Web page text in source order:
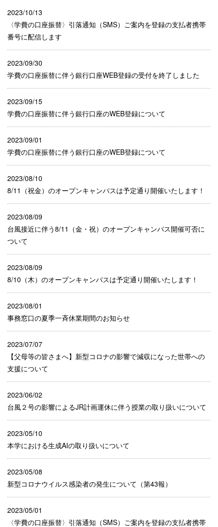
2023/10/13
〈学費の口座振替〉引落通知（SMS）ご案内を登録の支払者携帯
番号に配信します
2023/09/30
学費の口座振替に伴う銀行口座WEB登録の受付を終了しました
2023/09/15
学費の口座振替に伴う銀行口座のWEB登録について
2023/09/01
学費の口座振替に伴う銀行口座のWEB登録について
2023/08/10
8/11（祝金）のオープンキャンパスは予定通り開催いたします！
2023/08/09
台風接近に伴う8/11（金・祝）のオープンキャンパス開催可否に
ついて
2023/08/09
8/10（木）のオープンキャンパスは予定通り開催いたします！
2023/08/01
事務窓口の夏季一斉休業期間のお知らせ
2023/07/07
【父母等の皆さまへ】新型コロナの影響で減収になった世帯への
支援について
2023/06/02
台風２号の影響によるJR計画運休に伴う授業の取り扱いについて
2023/05/10
本学における生成AIの取り扱いについて
2023/05/08
新型コロナウイルス感染者の発生について（第43報）
2023/05/01
〈学費の口座振替〉引落通知（SMS）ご案内を登録の支払者携帯